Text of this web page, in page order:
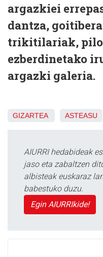
argazkiei
dantza,
trikitilariak,
ezberdinetako
argazki galeria.
GIZARTEA ASTEASU
AIURRI hedabideak
jaso eta zabaltzen
albisteak euskaraz
babestuko duzu.
Egin AIURRIkide!